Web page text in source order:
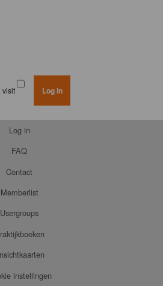
visit
Log in
FAQ
Contact
Memberlist
Usergroups
instellingen